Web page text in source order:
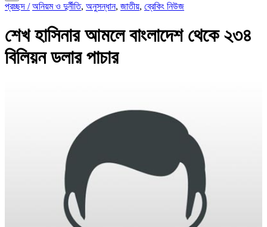
প্রচ্ছদ / অনিয়ম ও দুর্নীতি, অনুসন্ধান, জাতীয়, ব্রেকিং নিউজ
শেখ হাসিনার আমলে বাংলাদেশ থেকে ২৩৪
বিলিয়ন ডলার পাচার